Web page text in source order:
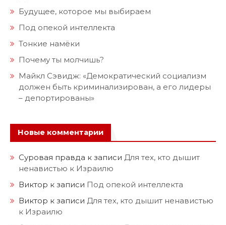
Будущее, которое мы выбираем
Под опекой интеллекта
Тонкие намёки
Почему ты молчишь?
Майкл Сэвидж: «Демократический социализм
должен быть криминализирован, а его лидеры
– депортированы»
Новые комментарии
Суровая правда к записи Для тех, кто дышит
ненавистью к Израилю
Виктор к записи Под опекой интеллекта
Виктор к записи Для тех, кто дышит ненавистью
к Израилю